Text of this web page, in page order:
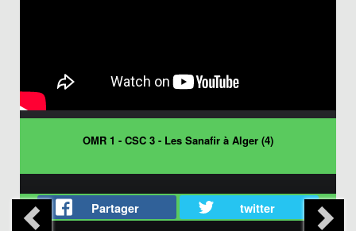
OMR 1 - CSC 3 - Les Sanafir à Alger (4)
Partager twitter